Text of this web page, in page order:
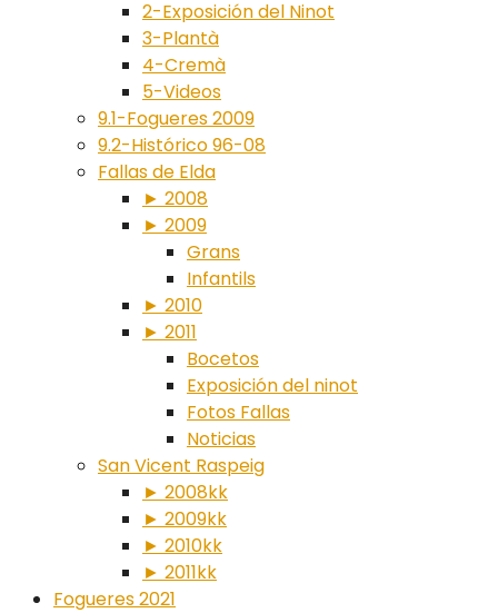
2-Exposición del Ninot
3-Plantà
4-Cremà
5-Videos
9.1-Fogueres 2009
9.2-Histórico 96-08
Fallas de Elda
► 2008
► 2009
Grans
Infantils
► 2010
► 2011
Bocetos
Exposición del ninot
Fotos Fallas
Noticias
San Vicent Raspeig
► 2008kk
► 2009kk
► 2010kk
► 2011kk
Fogueres 2021